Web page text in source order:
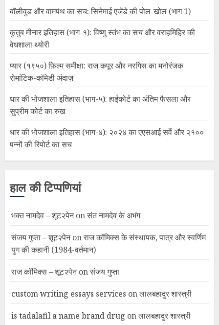
बॉलीवुड और वामपंथ का सच: सिनेमाई एजेंडे की पोल-खोल (भाग 1)
कुतुब मीनार इतिहास (भाग-१): विष्णु स्तंभ का सच और वराहमिहिर की
वेधशाला थ्योरी
प्यार (१९५०) फ़िल्म समीक्षा: राज कपूर और नरगिस का मनोरंजक
रोमांटिक-कॉमेडी अंदाज़
धार की भोजशाला इतिहास (भाग-५): हाईकोर्ट का अंतिम फैसला और
सुप्रीम कोर्ट का रुख
धार की भोजशाला इतिहास (भाग-४): २०२४ का एएसआई सर्वे और २१००
पन्नों की रिपोर्ट का सच
हाल की टिप्पणियां
भक्त नामदेव – शूट२पेनonसंत नामदेव के अभंग
संजय गुप्ता – शूट२पेनonराज कॉमिक्स के संस्थापक, पात्र और स्वर्णिम
युग की कहानी (1984-वर्तमान)
राज कॉमिक्स – शूट२पेनonसंजय गुप्ता
custom writing essays services onलालबहादुर शास्त्री
is tadalafil a name brand drug onलालबहादुर शास्त्री